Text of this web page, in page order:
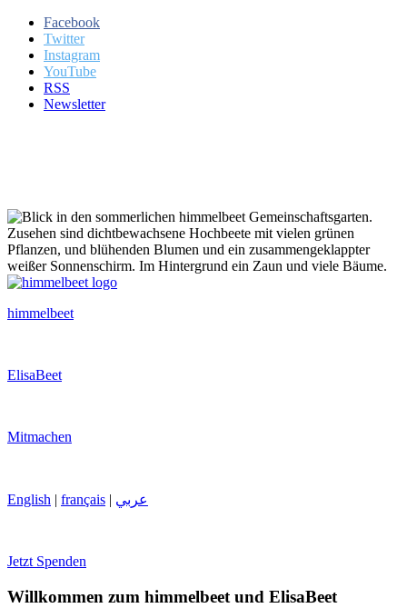
Facebook
Twitter
Instagram
YouTube
RSS
Newsletter
himmelbeet
ElisaBeet
Mitmachen
English | français | عربي
Jetzt Spenden
Willkommen zum himmelbeet und ElisaBeet